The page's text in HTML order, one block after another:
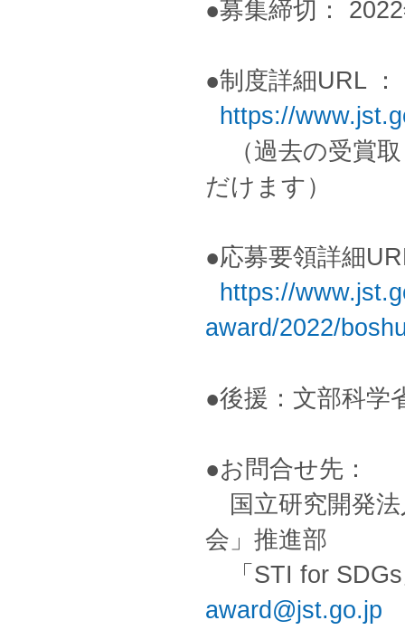
●募集締切：
●制度詳細URL ：
https://
（過去の受賞
だけます）
●応募要領詳細
https://
award/2022/
●後援：文部科学
●お問合せ先：
国立研究開発
会」推進部
「STI for
award@jst.go.jp